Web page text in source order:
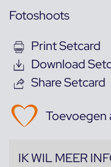
Fotoshoots
Print Setcard
Download
Share Setcard
Toevoegen
IK WIL MEER